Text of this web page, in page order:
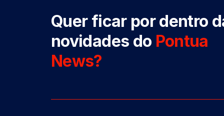
Quer ficar por dentro
novidades do Pontua
News?